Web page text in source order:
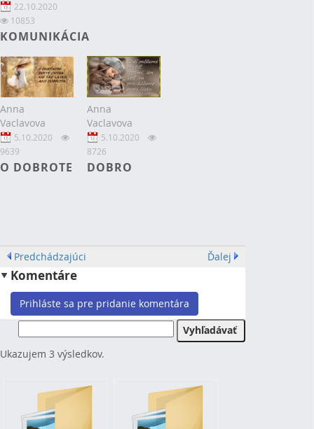
22.10.2020
10853
KOMUNIKÁCIA
Anna
Vaclavova
5.10.2020
9639
O DOBROTE
Anna
Vaclavova
5.10.2020
8726
DOBRO
Predchádzajúci Ďalej
Komentáre
Prihláste sa pre pridanie komentára
Ukazujem 3 výsledkov.